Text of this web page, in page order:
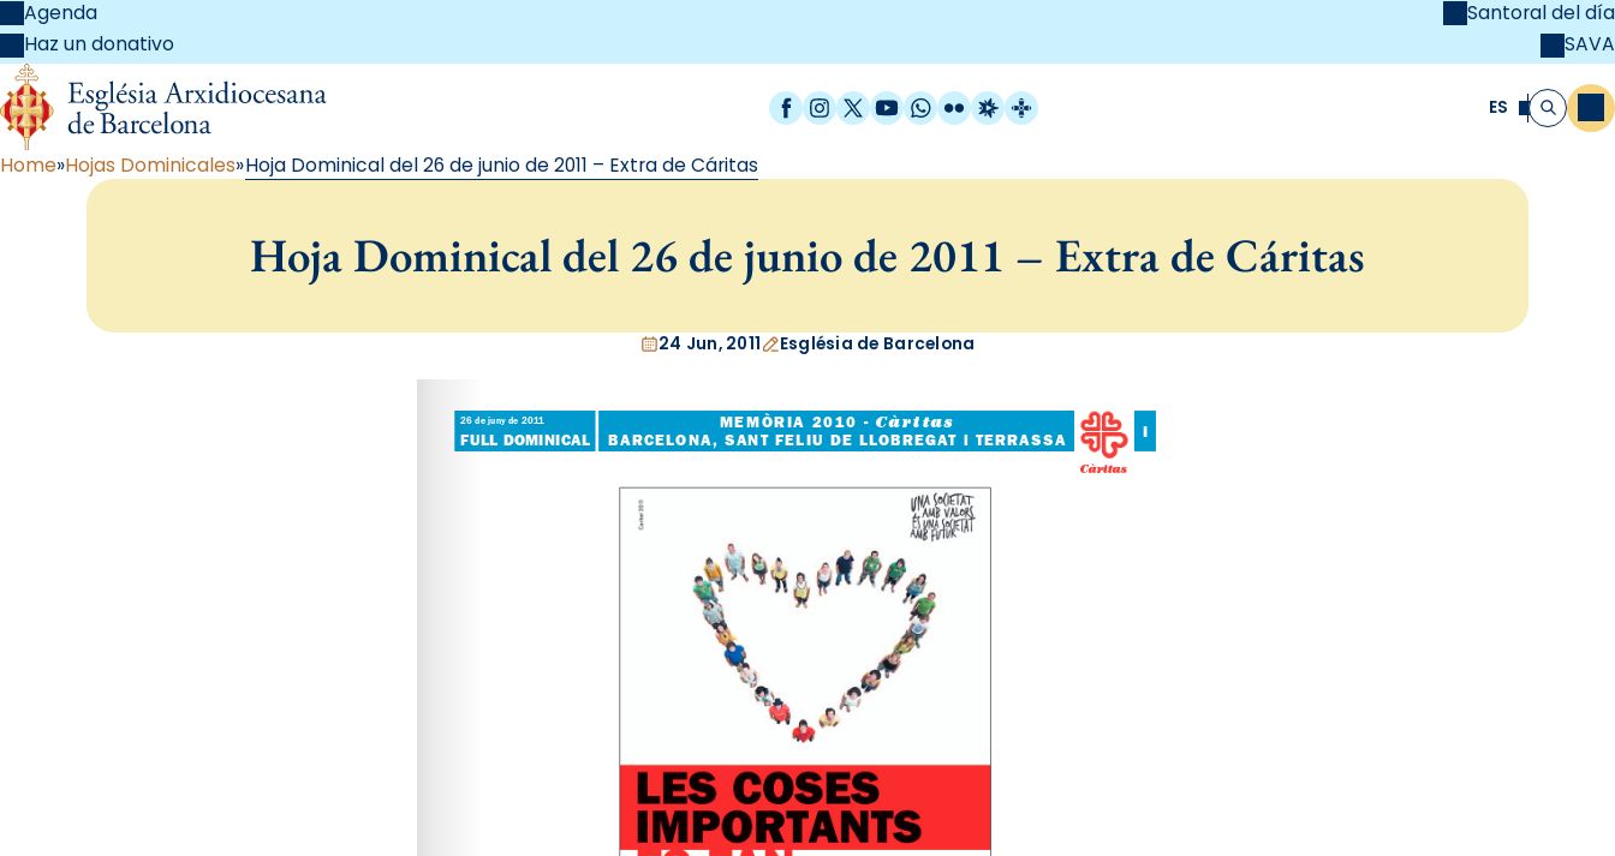
Agenda
Haz un donativo
Santoral del día
SAVA
Facebook
Instagram
X / Twitter
YouTube
WhatsApp
FlickrRadio Estel
Catalunya Cristiana ES Buscar
Home Hojas Dominicales Hoja Dominical del 26 de junio de 2011 – Extra de Cáritas
Hoja Dominical del 26 de junio de 2011 – Extra de Cáritas
24 Jun, 2011 Església de Barcelona